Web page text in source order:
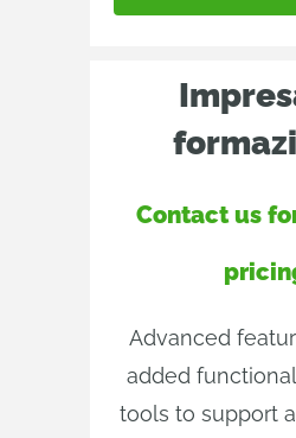
Contact us
Advanced
added
tools to support